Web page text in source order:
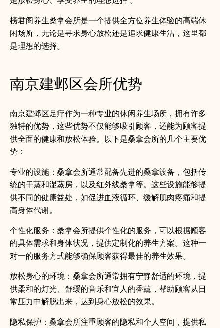
榜君阁养生桑拿会所是一个提供全方位养生体验的高端休
闲场所，无论是寻求身心放松还是追求健康生活，这里都
是理想的选择。
南京建邺区会所优势
南京建邺区足疗作为一种专业的休闲养生场所，拥有许多
独特的优势，这些优势不仅能够吸引顾客，还能为顾客提
供全面的健康和放松体验。以下是桑拿会所的几个主要优
势：
专业的设施：桑拿会所通常配备先进的桑拿设备，包括传
统的干蒸和湿蒸房，以及红外线桑拿等。这些设施能够提
供不同的健康益处，如促进血液循环、缓解肌肉疼痛和提
高身体代谢。
个性化服务：桑拿会所提供个性化的服务，可以根据顾客
的具体需求和身体状况，提供定制化的养生方案。这种一
对一的服务方式能够确保顾客获得最佳的养生效果。
放松身心的环境：桑拿会所通常拥有宁静舒适的环境，提
供柔和的灯光、舒缓的音乐和宜人的香薰，帮助顾客从日
常压力中解脱出来，达到身心放松的效果。
隐私保护：桑拿会所注重顾客的隐私和个人空间，提供私